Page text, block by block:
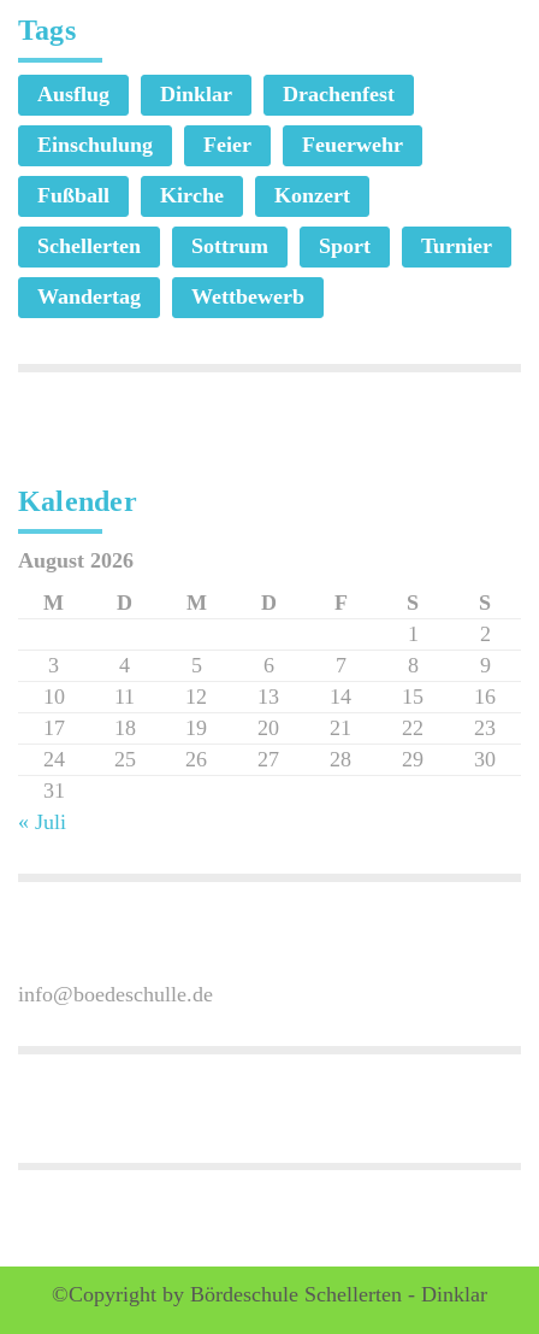
Tags
Ausflug Dinklar Drachenfest
Einschulung Feier Feuerwehr
Fußball Kirche Konzert
Schellerten Sottrum Sport Turnier
Wandertag Wettbewerb
Kalender
August 2026
M
D M D F S
S
1
2
3
4 5 6 7 8
9
10
11 12 13 14 15
16
17
18 19 20 21 22
23
24
25 26 27 28 29
30
31
« Juli
info@boedeschulle.de
©Copyright by Bördeschule Schellerten - Dinklar